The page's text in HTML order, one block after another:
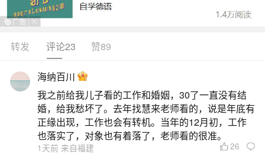
算命时剪体毛并无明确吉凶之分，传统说法缺
乏科学依据，现代观念认为其与个人选择相关，不
影响运势。1.传统民俗观点：部分传统观念认为，
相关，剃除可能破坏“阴阳平衡”，影响家庭、事业或
财运。但这类说法多源于风水理论或民间习俗，并
无实证支持。2.命理与文化解读：俗语如
二、脱毛对运势的影响
转发 评论23 赞89
海纳百川
我之前给我儿子看的工作和婚姻，30了一直没有结
婚，给我愁坏了。去年找慧来老师看的，说是年底有
正缘出现，工作也会有转机。当年的12月初，工作
也落实了，对象也有着落了，老师看的很准。
1天前 来自福建 26